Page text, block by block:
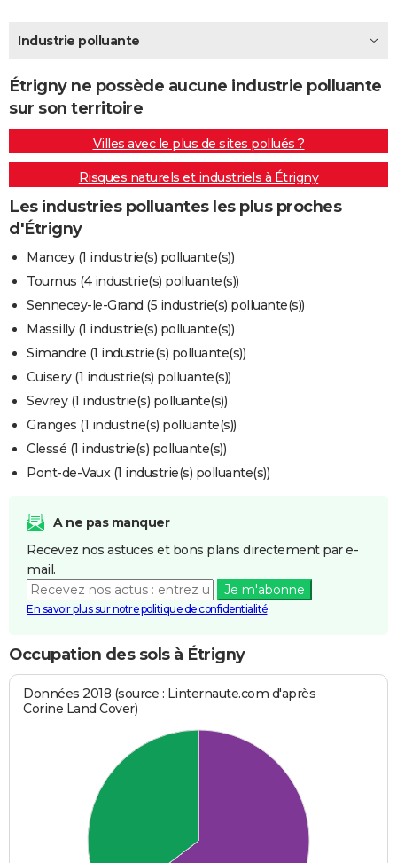
BONS PLANS
CARTE DE VOEUX
Carte de Noël
Carte Bonne année
Carte Saint-Valentin
Carte Pâques
Carte d'anniversaire
DICTIONNAIRE
Dictionnaire
Biographies
Citations
Expressions
Proverbes
PROGRAMME TV
COPAINS D'AVANT
Se connecter
Entreprises
Service militaire
Avis de recherche
AVIS DE DÉCÈS
FORUM
Industrie polluante
Étrigny ne possède aucune industrie polluante
sur son territoire
Villes avec le plus de sites pollués ?
Risques naturels et industriels à Étrigny
Les industries polluantes les plus proches
d'Étrigny
Mancey (1 industrie(s) polluante(s))
Tournus (4 industrie(s) polluante(s))
Sennecey-le-Grand (5 industrie(s) polluante(s))
Massilly (1 industrie(s) polluante(s))
Simandre (1 industrie(s) polluante(s))
Cuisery (1 industrie(s) polluante(s))
Sevrey (1 industrie(s) polluante(s))
Granges (1 industrie(s) polluante(s))
Clessé (1 industrie(s) polluante(s))
Pont-de-Vaux (1 industrie(s) polluante(s))
A ne pas manquer
Recevez nos astuces et bons plans directement par e-
mail.
Je m'abonne
En savoir plus sur notre politique de confidentialité
Occupation des sols à Étrigny
Données 2018 (source : Linternaute.com d'après
Corine Land Cover)